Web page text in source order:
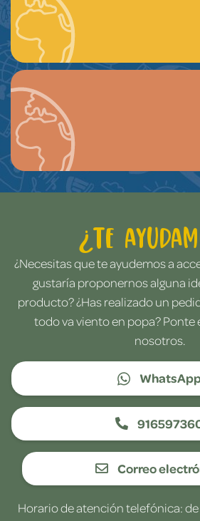
¿Te
¿Necesitas que te ayudemos a
gustaría proponernos alguna
producto? ¿Has realizado un
todo va viento en popa?
nosotros.
Correo
Horario de atención telefónica: de